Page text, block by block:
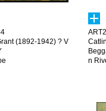
(1892-1942) ? V
n